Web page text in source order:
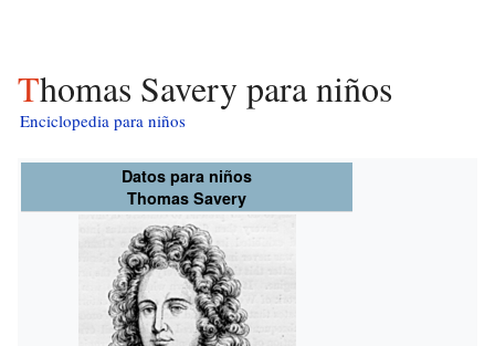
Thomas Savery para niños
Enciclopedia para niños
Datos para niños
Thomas Savery